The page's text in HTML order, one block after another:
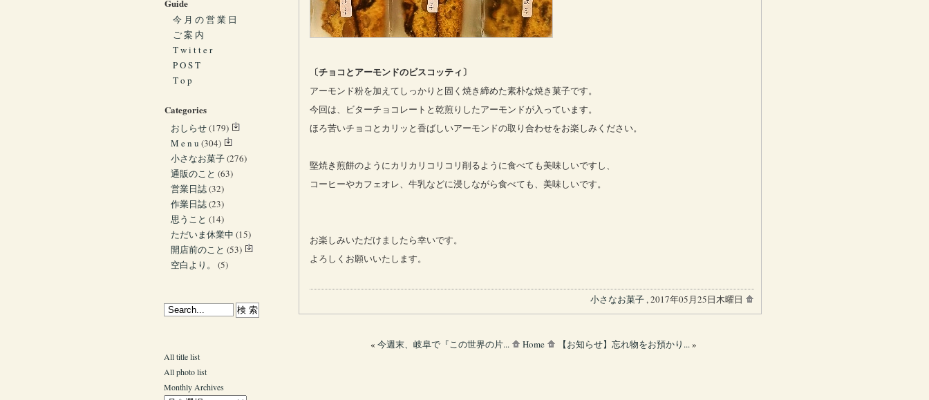
〔チョコとアーモンドのビスコッティ〕
アーモンド粉を加えてしっかりと固く焼き締めた素朴な焼き菓子です。
今回は、ビターチョコレートと乾煎りしたアーモンドが入っています。
ほろ苦いチョコとカリッと香ばしいアーモンドの取り合わせをお楽しみください。
堅焼き煎餅のようにカリカリコリコリ削るように食べても美味しいですし、
コーヒーやカフェオレ、牛乳などに浸しながら食べても、美味しいです。
お楽しみいただけましたら幸いです。
よろしくお願いいたします。
小さなお菓子, 2017年05月25日木曜日
« 今週末、岐阜で『この世界の片... Home 【お知らせ】忘れ物をお預かり...»
Guide
今 月 の 営 業 日
ご 案 内
T w i t t e r
P O S T
T o p
Categories
おしらせ(179)
M e n u (304)
小さなお菓子(276)
通販のこと (63)
営業日誌(32)
作業日誌(23)
思うこと (14)
ただいま休業中 (15)
開店前のこと (53)
空白より。
(5)
All title list
All photo list
Monthly Archives